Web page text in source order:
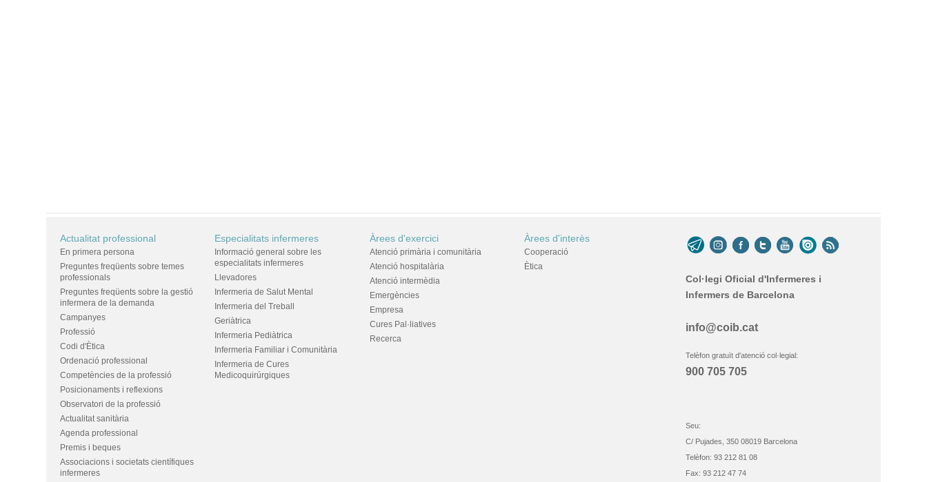
Actualitat professional
En primera persona
Preguntes freqüents sobre temes
professionals
Preguntes freqüents sobre la gestió
infermera de la demanda
Campanyes
Professió
Codi d'Ètica
Ordenació professional
Competències de la professió
Posicionaments i reflexions
Observatori de la professió
Actualitat sanitària
Agenda professional
Premis i beques
Associacions i societats científiques
infermeres
Especialitats infermeres
Informació general sobre les
especialitats infermeres
Llevadores
Infermeria de Salut Mental
Infermeria del Treball
Geriàtrica
Infermeria Pediàtrica
Infermeria Familiar i Comunitària
Infermeria de Cures
Medicoquirúrgiques
Àrees d'exercici
Atenció primària i comunitària
Atenció hospitalària
Atenció intermèdia
Emergències
Empresa
Cures Pal·liatives
Recerca
Àrees d'interès
Cooperació
Ètica
Col·legi Oficial d'Infermeres i
Infermers de Barcelona
info@coib.cat
Telèfon gratuït d'atenció col·legial:
900 705 705
Seu:
C/ Pujades, 350 08019 Barcelona
Telèfon: 93 212 81 08
Fax: 93 212 47 74